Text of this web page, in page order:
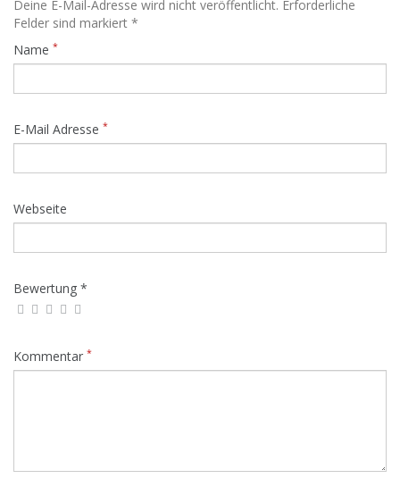
Deine E-Mail-Adresse wird nicht veröffentlicht. Erforderliche
Felder sind markiert *
Name *
E-Mail Adresse *
Webseite
Bewertung *
Kommentar *